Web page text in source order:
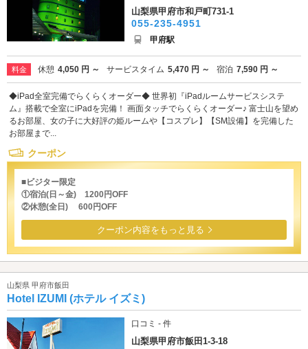
山梨県甲府市和戸町731-1
055-235-4951
甲府駅
料金 休憩 4,050 円 ～ サービスタイム 5,470 円 ～ 宿泊 7,590 円 ～
◆iPad全室完備でらくらくオーダー◆ 世界初『iPadルームサービスシステ
ム』搭載で全室にiPadを完備！ 画面タッチでらくらくオーダー♪ 富士山を望め
るお部屋、女の子に大好評の姫ルームや【コスプレ】【SM設備】を完備した
お部屋まで...
クーポン
■ビジター限定
①宿泊(日～金) 1200円OFF
②休憩(全日) 600円OFF
クーポン内容をもっと見る
山梨県 甲府市飯田
Hotel IZUMI (ホテル イズミ)
口コミ - 件
山梨県甲府市飯田1-3-18